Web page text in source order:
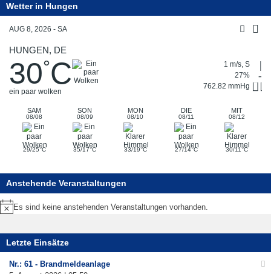
Wetter in Hungen
AUG 8, 2026 - SA
HUNGEN, DE
30°C
ein paar wolken
1 m/s, S
27%
762.82 mmHg
SAM
08/08
SON
08/09
MON
08/10
DIE
08/11
MIT
08/12
29/25°C 35/17°C 33/19°C 27/14°C 30/11°C
Anstehende Veranstaltungen
Hinweis
Es sind keine anstehenden Veranstaltungen vorhanden.
Letzte Einsätze
Nr.: 61 - Brandmeldeanlage